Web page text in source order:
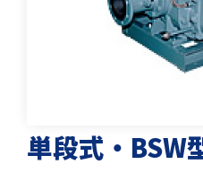
単段式・BSW